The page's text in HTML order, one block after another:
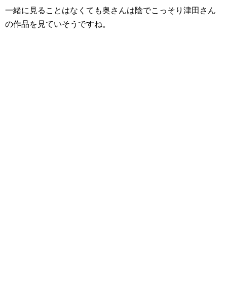
一緒に見ることはなくても奥さんは陰でこっそり津田さん
の作品を見ていそうですね。